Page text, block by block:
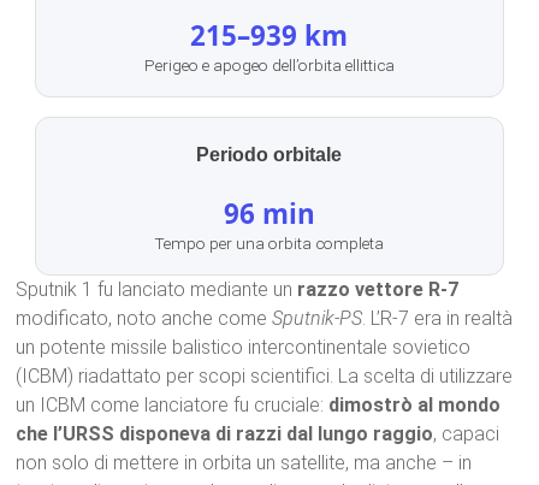
215–939 km
Perigeo e apogeo dell’orbita ellittica
Periodo orbitale
96 min
Tempo per una orbita completa
Sputnik 1 fu lanciato mediante un razzo vettore R-7
modificato, noto anche comeSputnik-PS. L’R-7 era in realtà
un potente missile balistico intercontinentale sovietico
(ICBM) riadattato per scopi scientifici. La scelta di utilizzare
un ICBM come lanciatore fu cruciale: dimostrò al mondo
che l’URSS disponeva di razzi dal lungo raggio, capaci
non solo di mettere in orbita un satellite, ma anche – in